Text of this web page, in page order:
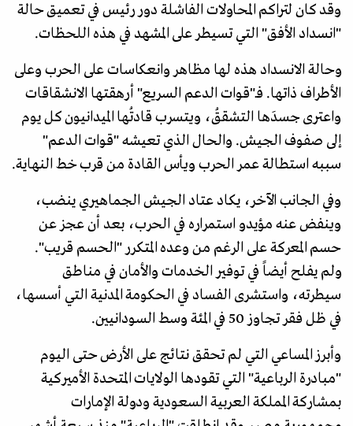
وقد كان لتراكم المحاولات الفاشلة دور رئيس في تعميق حالة
"انسداد الأفق" التي تسيطر على المشهد في هذه اللحظات.
وحالة الانسداد هذه لها مظاهر وانعكاسات على الحرب وعلى
الأطراف ذاتها. فـ"قوات الدعم السريع" أرهقتها الانشقاقات
واعترى جسدَها التشققُ، ويتسرب قادتُها الميدانيون كل يوم
إلى صفوف الجيش. والحال الذي تعيشه "قوات الدعم"
سببه استطالة عمر الحرب ويأس القادة من قرب خط النهاية.
وفي الجانب الآخر، يكاد عتاد الجيش الجماهيري ينضب،
وينفض عنه مؤيدو استمراره في الحرب، بعد أن عجز عن
حسم المعركة على الرغم من وعده المتكرر "الحسم قريب".
ولم يفلح أيضاً في توفير الخدمات والأمان في مناطق
سيطرته، واستشرى الفساد في الحكومة المدنية التي أسسها،
في ظل فقر تجاوز 50 في المئة وسط السودانيين.
وأبرز المساعي التي لم تحقق نتائج على الأرض حتى اليوم
"مبادرة الرباعية" التي تقودها الولايات المتحدة الأميركية
بمشاركة المملكة العربية السعودية ودولة الإمارات